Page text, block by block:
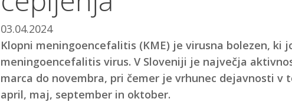
03.04.2024
Klopni meningoencefalitis (KME) je virusna bolezen, ki
meningoencefalitis virus. V Sloveniji je največja
marca do novembra, pri čemer je vrhunec dejavnosti v
april, maj, september in oktober.